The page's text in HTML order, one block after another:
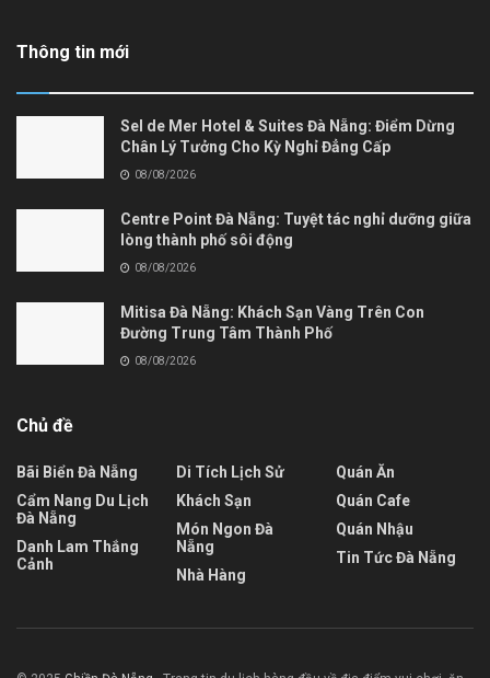
Thông tin mới
Sel de Mer Hotel & Suites Đà Nẵng: Điểm Dừng
Chân Lý Tưởng Cho Kỳ Nghỉ Đẳng Cấp
08/08/2026
Centre Point Đà Nẵng: Tuyệt tác nghỉ dưỡng giữa
lòng thành phố sôi động
08/08/2026
Mitisa Đà Nẵng: Khách Sạn Vàng Trên Con
Đường Trung Tâm Thành Phố
08/08/2026
Chủ đề
Bãi Biển Đà Nẵng
Cẩm Nang Du Lịch
Đà Nẵng
Danh Lam Thắng
Cảnh
Di Tích Lịch Sử
Khách Sạn
Món Ngon Đà
Nẵng
Nhà Hàng
Quán Ăn
Quán Cafe
Quán Nhậu
Tin Tức Đà Nẵng